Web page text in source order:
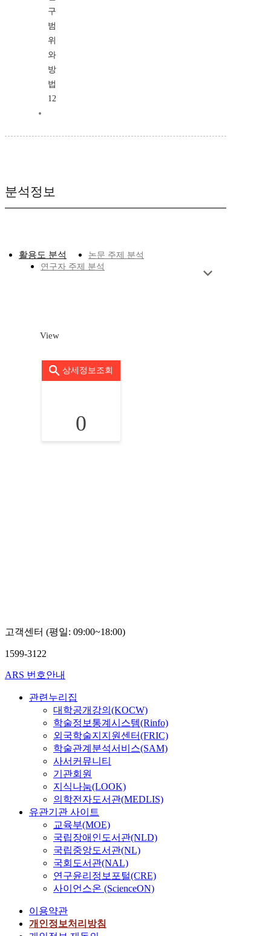
구
범
위
와
방
법
12
분석정보
활용도 분석
논문 주제 분석
연구자 주제 분석
View
상세정보조회
0
고객센터 (평일: 09:00~18:00)
1599-3122
ARS 번호안내
관련누리집
대학공개강의(KOCW)
학술정보통계시스템(Rinfo)
외국학술지지원센터(FRIC)
학술관계분석서비스(SAM)
사서커뮤니티
기관회원
지식나눔(LOOK)
의학전자도서관(MEDLIS)
유관기관 사이트
교육부(MOE)
국립장애인도서관(NLD)
국립중앙도서관(NL)
국회도서관(NAL)
연구윤리정보포털(CRE)
사이언스온 (ScienceON)
이용약관
개인정보처리방침